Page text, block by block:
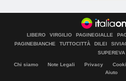
LIBERO VIRGILIO PAGINEGIALLE
PAGINEBIANCHE
TUTTOCITTÀ DILEI
SUPEREVA
Chi siamo Note Legali Privacy
Aiuto